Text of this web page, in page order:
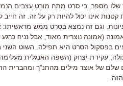
מספר. כי סרט מתח מורט עצבים
אינו יכול להיות רק על זה. זה
וגם זה נמצא בסרט ממש מראשיתו:
(אמונה נוצרית מאוד, אבל נניח כרגע
בפסקול הסרט היא תפילה. השוט השני
עקידת יצחק (השפה האנגלית
שלם של אוצר מילים מהתנ"ך ומהברית